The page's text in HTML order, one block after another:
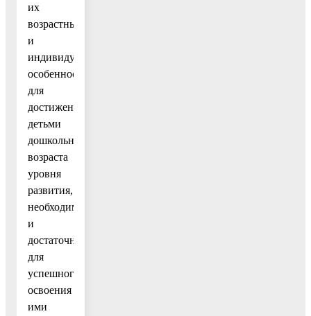
их
возрастных
и
индивидуальных
особенностей,
для
достижения
детьми
дошкольного
возраста
уровня
развития,
необходимого
и
достаточного
для
успешного
освоения
ими